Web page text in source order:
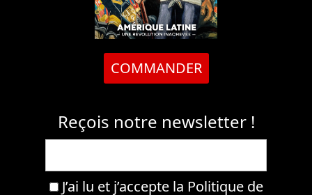
COMMANDER
Reçois notre newsletter !
J’ai lu et j’accepte la Politique de